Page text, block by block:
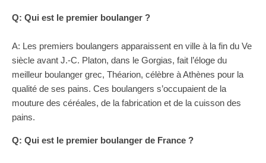
Q: Qui est le premier boulanger ?
A: Les premiers boulangers apparaissent en ville à la fin du Ve
siècle avant J.-C. Platon, dans le Gorgias, fait l’éloge du
meilleur boulanger grec, Théarion, célèbre à Athènes pour la
qualité de ses pains. Ces boulangers s’occupaient de la
mouture des céréales, de la fabrication et de la cuisson des
pains.
Q: Qui est le premier boulanger de France ?